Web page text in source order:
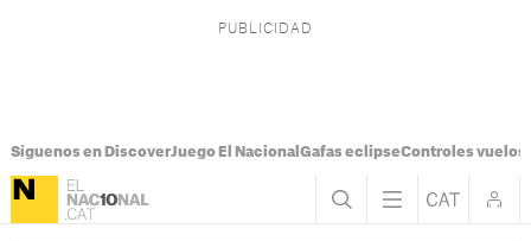
Síguenos en DiscoverJuego El Nacional Gafas eclipseControles vuelos